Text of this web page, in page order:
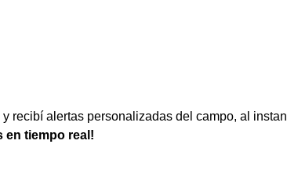
recibí alertas personalizadas del campo, al
en tiempo real!